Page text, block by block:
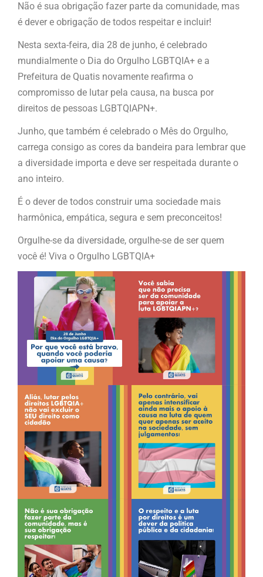
Não é sua obrigação fazer parte da comunidade, mas
é dever e obrigação de todos respeitar e incluir!
Nesta sexta-feira, dia 28 de junho, é celebrado
mundialmente o Dia do Orgulho LGBTQIA+ e a
Prefeitura de Quatis novamente reafirma o
compromisso de lutar pela causa, na busca por
direitos de pessoas LGBTQIAPN+.
Junho, que também é celebrado o Mês do Orgulho,
carrega consigo as cores da bandeira para lembrar que
a diversidade importa e deve ser respeitada durante o
ano inteiro.
É o dever de todos construir uma sociedade mais
harmônica, empática, segura e sem preconceitos!
Orgulhe-se da diversidade, orgulhe-se de ser quem
você é! Viva o Orgulho LGBTQIA+